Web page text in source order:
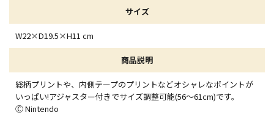
サイズ
W22×D19.5×H11 cm
商品説明
総柄プリントや、内側テープのプリントなどオシャレなポイントが
いっぱい!アジャスター付きでサイズ調整可能(56～61cm)です。
Ⓒ Nintendo